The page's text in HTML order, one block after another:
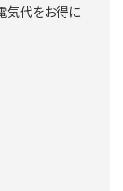
気代をお得に